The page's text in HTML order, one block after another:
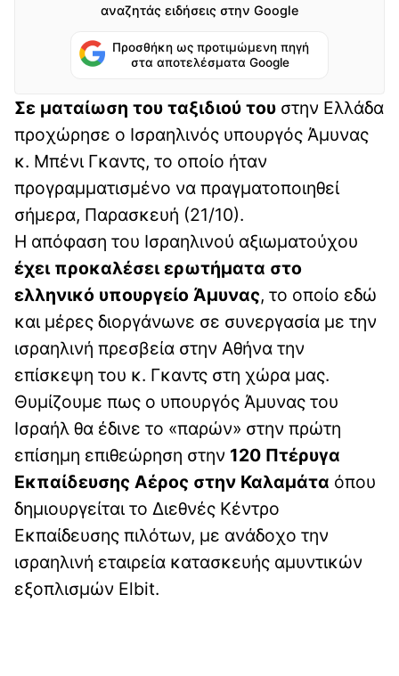
αναζητάς ειδήσεις στην Google
Προσθήκη ως προτιμώμενη πηγή
στα αποτελέσματα Google
Σε ματαίωση του ταξιδιού του στην Ελλάδα
προχώρησε ο Ισραηλινός υπουργός Άμυνας
κ. Μπένι Γκαντς, το οποίο ήταν
προγραμματισμένο να πραγματοποιηθεί
σήμερα, Παρασκευή (21/10).
Η απόφαση του Ισραηλινού αξιωματούχου
έχει προκαλέσει ερωτήματα στο
ελληνικό υπουργείο Άμυνας, το οποίο εδώ
και μέρες διοργάνωνε σε συνεργασία με την
ισραηλινή πρεσβεία στην Αθήνα την
επίσκεψη του κ. Γκαντς στη χώρα μας.
Θυμίζουμε πως ο υπουργός Άμυνας του
Ισραήλ θα έδινε το «παρών» στην πρώτη
επίσημη επιθεώρηση στην 120 Πτέρυγα
Εκπαίδευσης Αέρος στην Καλαμάτα όπου
δημιουργείται το Διεθνές Κέντρο
Εκπαίδευσης πιλότων, με ανάδοχο την
ισραηλινή εταιρεία κατασκευής αμυντικών
εξοπλισμών Elbit.